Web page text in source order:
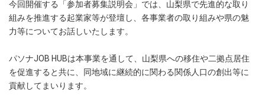
今回開催する「参加者募集説明会」では、山梨県で先進的な取り
組みを推進する起業家等が登壇し、各事業者の取り組みや県の魅
力等についてお話しいたします。
パソナJOB HUBは本事業を通して、山梨県への移住や二拠点居住
を促進すると共に、同地域に継続的に関わる関係人口の創出等に
貢献してまいります。